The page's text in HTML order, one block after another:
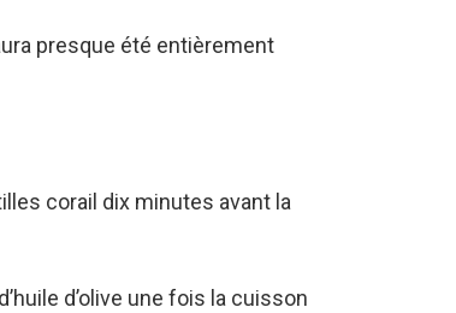
presque été entièrement
corail dix minutes avant la
d’olive une fois la cuisson